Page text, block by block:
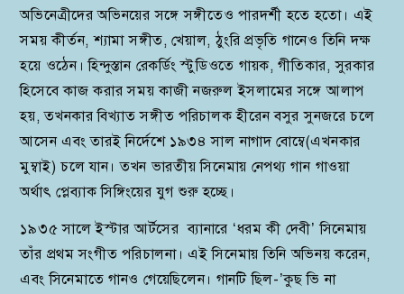
অভিনেত্রীদের অভিনয়ের সঙ্গে সঙ্গীতেও পারদর্শী হতে হতো। এই
সময় কীর্তন, শ্যামা সঙ্গীত, খেয়াল, ঠুংরি প্রভৃতি গানেও তিনি দক্ষ
হয়ে ওঠেন। হিন্দুস্তান রেকর্ডিং স্টুডিওতে গায়ক, গীতিকার, সুরকার
হিসেবে কাজ করার সময় কাজী নজরুল ইসলামের সঙ্গে আলাপ
হয়, তখনকার বিখ্যাত সঙ্গীত পরিচালক হীরেন বসুর সুনজরে চলে
আসেন এবং তারই নির্দেশে ১৯৩৪ সাল নাগাদ বোম্বে(এখনকার
মুম্বাই) চলে যান। তখন ভারতীয় সিনেমায় নেপথ্য গান গাওয়া
অর্থাৎ প্লেব্যাক সিঙ্গিংয়ের যুগ শুরু হচ্ছে।
১৯৩৫ সালে ইস্টার আর্টসের ব্যানারে ‘ধরম কী দেবী’ সিনেমায়
তাঁর প্রথম সংগীত পরিচালনা। এই সিনেমায় তিনি অভিনয় করেন,
এবং সিনেমাতে গানও গেয়েছিলেন। গানটি ছিল-’কুছ ভি না